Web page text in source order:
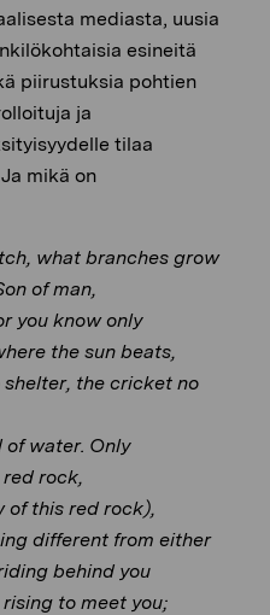
mediasta, uusia
esineitä
piirustuksia pohtien
ja
tilaa
mikä on
what branches grow
of man,
you know only
the sun beats,
the cricket no
of water. Only
rock,
of this red rock),
different from either
behind you
to meet you;